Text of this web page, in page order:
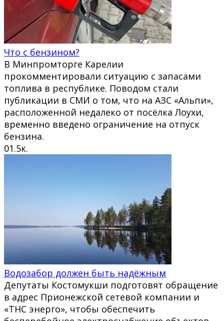
Что с бензином?
В Минпромторге Карелии
прокомментировали ситуацию с запасами
топлива в республике. Поводом стали
публикации в СМИ о том, что на АЗС «Альпи»,
расположенной недалеко от посёлка Лоухи,
временно введено ограничение на отпуск
бензина.
01.5к.
Водозабор должен быть надёжным
Депутаты Костомукши подготовят обращение
в адрес Прионежской сетевой компании и
«ТНС энерго», чтобы обеспечить